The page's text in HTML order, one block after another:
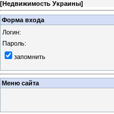
[Недвижимость Украины]
Форма входа
Логин:
Пароль:
запомнить
Меню сайта